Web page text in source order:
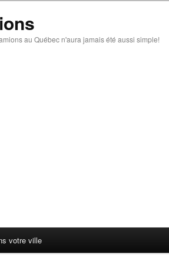
au Québec n'aura jamais été aussi simple!
votre ville